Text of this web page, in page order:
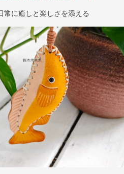
常に癒しと楽しさを添える